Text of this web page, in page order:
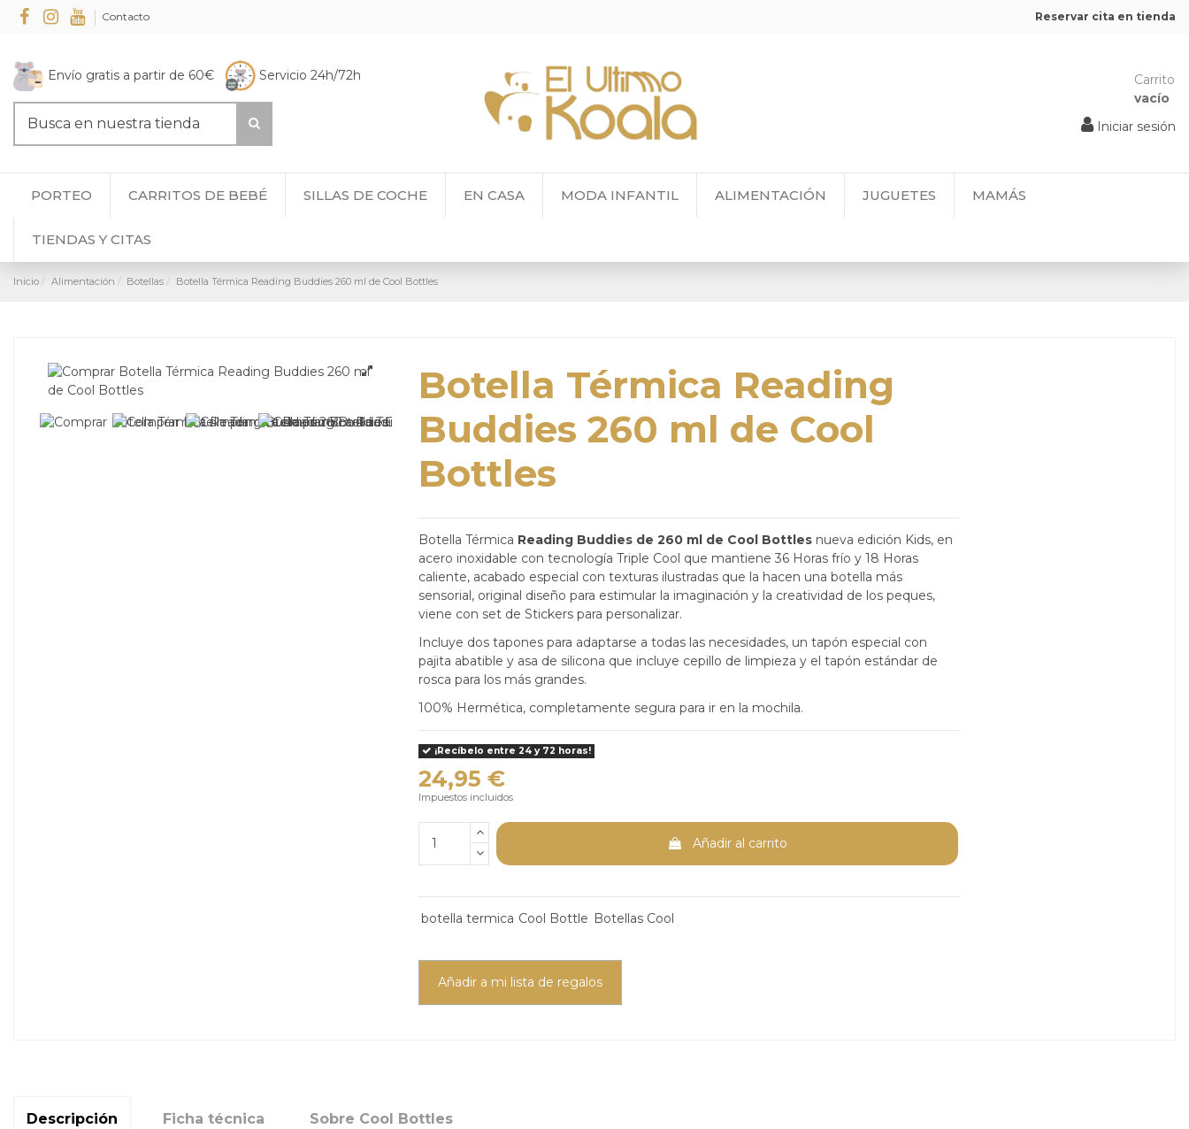
Contacto Reservar cita en tienda
Envío gratis a partir de 60€ Servicio 24h/72h
Carrito
vacío
Iniciar sesión
PORTEO CARRITOS DE BEBÉ SILLAS DE COCHE EN CASA MODA INFANTIL ALIMENTACIÓN JUGUETES MAMÁS
TIENDAS Y CITAS
Inicio Alimentación Botellas Botella Térmica Reading Buddies 260 ml de Cool Bottles
Botella Térmica Reading
Buddies 260 ml de Cool
Bottles
Botella Térmica Reading Buddies de 260 ml de Cool Bottles nueva edición Kids, en
acero inoxidable con tecnología Triple Cool que mantiene 36 Horas frío y 18 Horas
caliente, acabado especial con texturas ilustradas que la hacen una botella más
sensorial, original diseño para estimular la imaginación y la creatividad de los peques,
viene con set de Stickers para personalizar.
Incluye dos tapones para adaptarse a todas las necesidades, un tapón especial con
pajita abatible y asa de silicona que incluye cepillo de limpieza y el tapón estándar de
rosca para los más grandes.
100% Hermética, completamente segura para ir en la mochila.
¡Recíbelo entre 24 y 72 horas!
24,95 €
Impuestos incluidos
Añadir al carrito
botella termica Cool Bottle Botellas Cool
Añadir a mi lista de regalos
Descripción Ficha técnica Sobre Cool Bottles